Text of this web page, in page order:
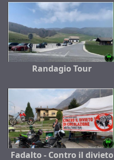
Randagio Tour
Fadalto - Contro il divieto